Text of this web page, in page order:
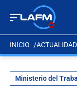
INICIO ACTUALIDAD
Ministerio del